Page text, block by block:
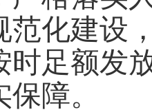
范化建设
时足额发
障。